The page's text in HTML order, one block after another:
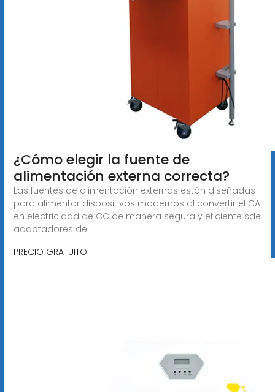
¿Cómo elegir la fuente de
alimentación externa correcta?
Las fuentes de alimentación externas están diseñadas
para alimentar dispositivos modernos al convertir el CA
en electricidad de CC de manera segura y eficiente sde
adaptadores de
PRECIO GRATUITO